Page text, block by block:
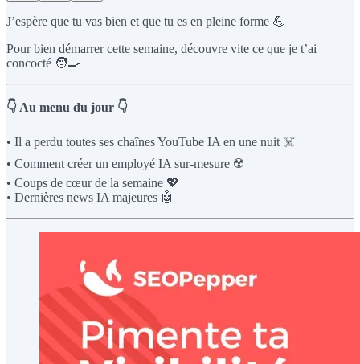
J’espère que tu vas bien et que tu es en pleine forme 💪
Pour bien démarrer cette semaine, découvre vite ce que je t’ai
concocté 🧑‍🍳
👇 Au menu du jour 👇
• Il a perdu toutes ses chaînes YouTube IA en une nuit ☠️
• Comment créer un employé IA sur-mesure ☢️
• Coups de cœur de la semaine 💖
• Dernières news IA majeures 🤖